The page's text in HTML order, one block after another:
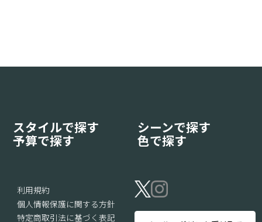
スタイルで探す シーンで探す
予算で探す 色で探す
利用規約
個人情報保護に関する方針
特定商取引法に基づく表記